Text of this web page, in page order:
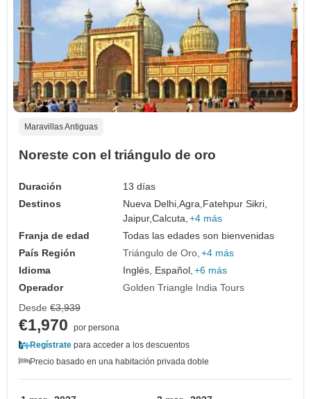
Maravillas Antiguas
Noreste con el triángulo de oro
Duración
13 días
Destinos
Nueva Delhi,Agra,Fatehpur Sikri,
Jaipur,Calcuta, +4 más
Franja de edad
Todas las edades son bienvenidas
País Región
Triángulo de Oro +4 más
Idioma
Inglés, Español, +6 más
Operador
Golden Triangle India Tours
Desde €3,939
€1,970
por persona
Regístrate para acceder a los descuentos
Precio basado en una habitación privada doble